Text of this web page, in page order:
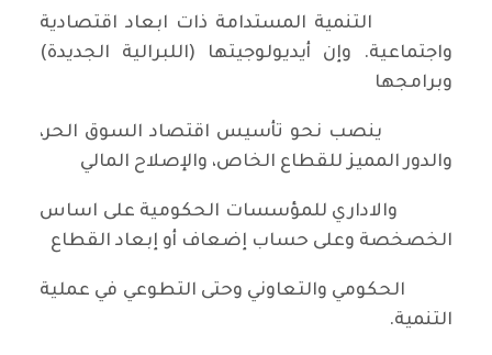
التنمية المستدامة ذات ابعاد اقتصادية
واجتماعية. وإن أيديولوجيتها (اللبرالية الجديدة)
وبرامجها
ينصب نحو تأسيس اقتصاد السوق الحر،
والدور المميز للقطاع الخاص، والإصلاح المالي
والاداري للمؤسسات الحكومية على اساس
الخصخصة وعلى حساب إضعاف أو إبعاد القطاع
الحكومي والتعاوني وحتى التطوعي في عملية
التنمية.